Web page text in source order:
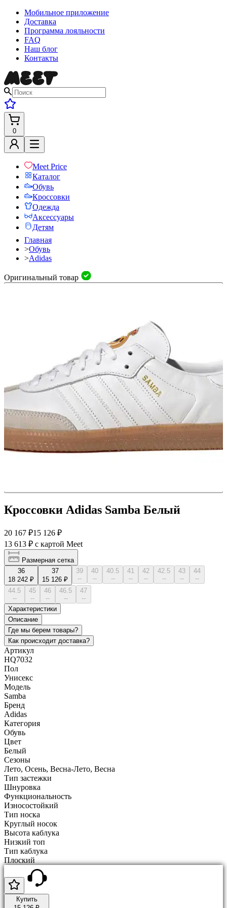
Мобильное приложение
Доставка
Программа лояльности
FAQ
Наш блог
Контакты
0
Meet Price
Каталог
Обувь
Кроссовки
Одежда
Аксессуары
Детям
Главная
>Обувь
>Adidas
Оригинальный товар
Кроссовки Adidas Samba Белый
20 167 ₽15 126 ₽
13 613 ₽ с картой Meet
Размерная сетка
36
18 242 ₽
37
15 126 ₽
39
--
40
--
40.5
--
41
--
42
--
42.5
--
43
--
44
--
44.5
--
45
--
46
--
46.5
--
47
--
Характеристики
Описание
Где мы берем товары?
Как происходит доставка?
Артикул
HQ7032
Пол
Унисекс
Модель
Samba
Бренд
Adidas
Категория
Обувь
Цвет
Белый
Сезоны
Лето, Осень, Весна-Лето, Весна
Тип застежки
Шнуровка
Функциональность
Износостойкий
Тип носка
Круглый носок
Высота каблука
Низкий топ
Тип каблука
Плоский
Купить